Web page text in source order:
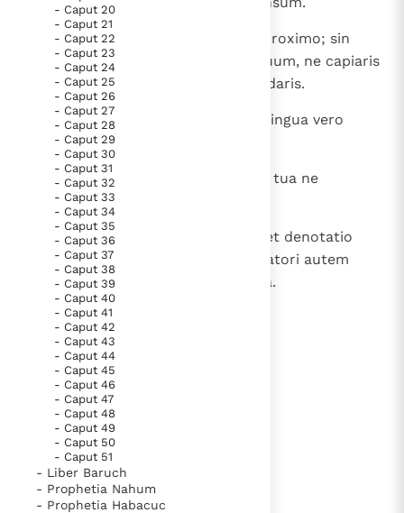
- Caput 20
- Caput 21
- Caput 22
- Caput 23
- Caput 24
- Caput 25
- Caput 26
- Caput 27
- Caput 28
- Caput 29
- Caput 30
- Caput 31
- Caput 32
- Caput 33
- Caput 34
- Caput 35
- Caput 36
- Caput 37
- Caput 38
- Caput 39
- Caput 40
- Caput 41
- Caput 42
- Caput 43
- Caput 44
- Caput 45
- Caput 46
- Caput 47
- Caput 48
- Caput 49
- Caput 50
- Caput 51
- Liber Baruch
- Prophetia Nahum
- Prophetia Habacuc
Si est tibi intellectus, responde proximo; sin
autem, sit manus tua super os tuum, ne capiaris
in verbo indisciplinato et confundaris.
Honor et ignominia in sermone; lingua vero
homini subversio est ipsius.
Non appelleris susurro, et lingua tua ne
calumnieris.
Super furem enim est confusio, et denotatio
pessima super bilinguem, susurratori autem
odium et inimicitia et contumelia.